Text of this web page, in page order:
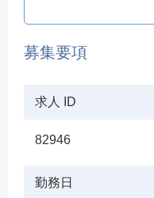
募集要項
求人 ID
82946
勤務日